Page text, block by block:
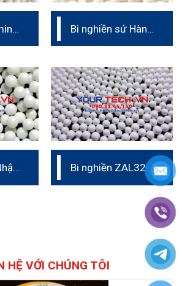
Bi nghiền sứ Hàn
Bi nghiền ZAL32 –
Bi nghiền ceramic
HỆ VỚI CHÚNG TÔI